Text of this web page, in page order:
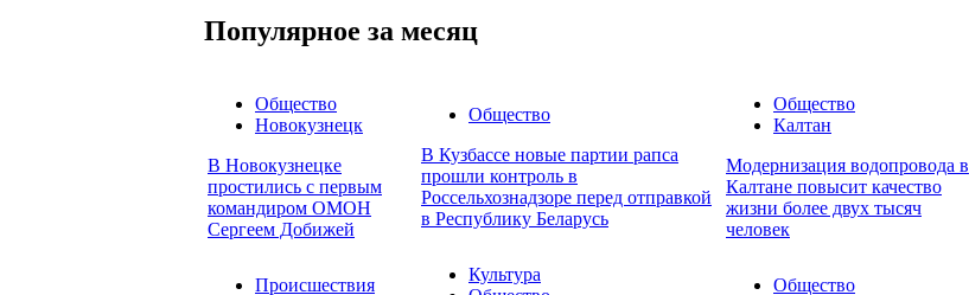
Популярное за месяц
Общество
Новокузнецк
В Новокузнецке
простились с первым
командиром ОМОН
Сергеем Добижей
Общество
В Кузбассе новые партии рапса
прошли контроль в
Россельхознадзоре перед отправкой
в Республику Беларусь
Общество
Калтан
Модернизация водопровода в
Калтане повысит качество
жизни более двух тысяч
человек
Происшествия
Культура
Общество